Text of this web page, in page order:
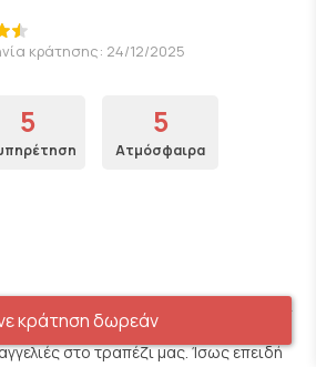
κράτησης: 24/12/2025
5 5
Ατμόσφαιρα
ήταν κρύο. Τέλεια διακόσμηση και
ήταν πολύ ευγενικοί αλλά έφεραν
στο τραπέζι μας. Ίσως επειδή
κράτηση δωρεάν